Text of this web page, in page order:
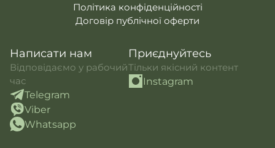
Політика конфіденційності
Договір публічної оферти
Написати нам
Відповідаємо у рабочий
час
Telegram
Viber
Whatsapp
Приєднуйтесь
Тільки якісний контент
Instagram